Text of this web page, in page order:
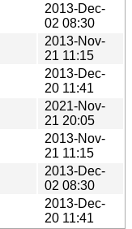
2013-Dec-
02 08:30
2013-Nov-
21 11:15
2013-Dec-
20 11:41
2021-Nov-
21 20:05
2013-Nov-
21 11:15
2013-Dec-
02 08:30
2013-Dec-
20 11:41